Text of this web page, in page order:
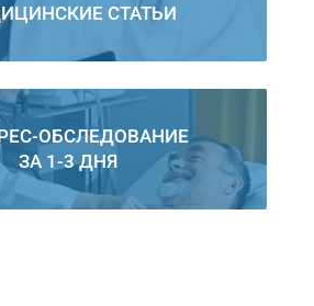
СТАТЬИ
ОБСЛЕДОВАНИЕ
ЗА 1-3 ДНЯ